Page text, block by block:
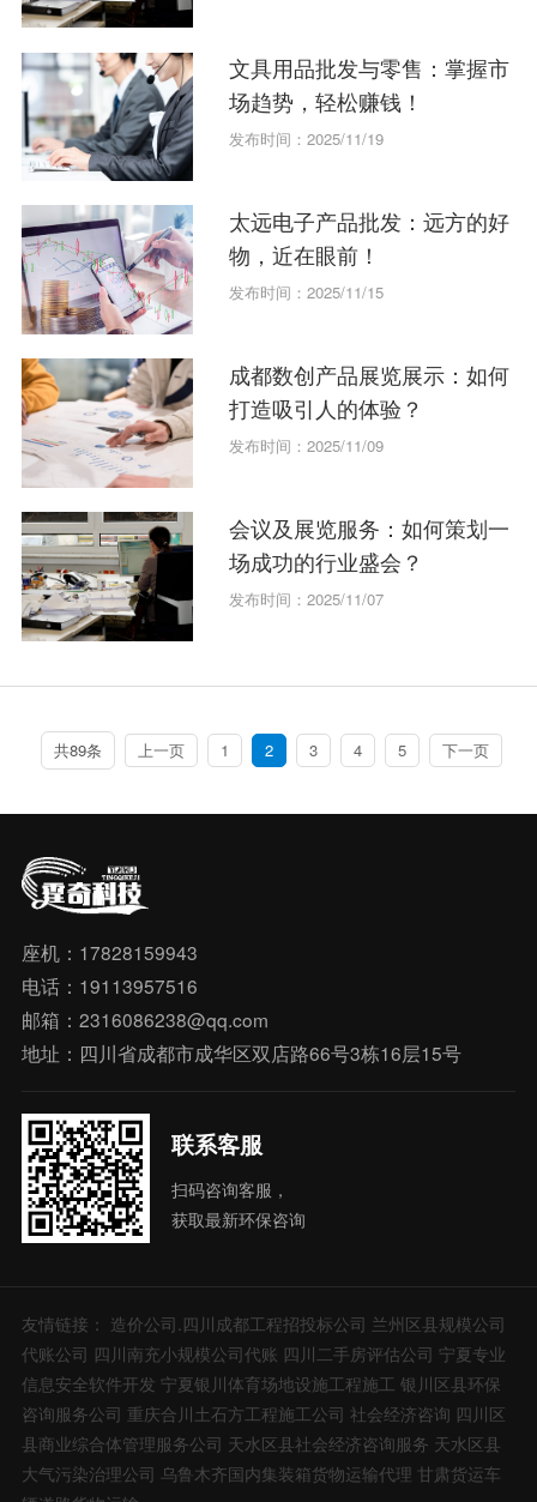
文具用品批发与零售：掌握市
场趋势，轻松赚钱！
发布时间：2025/11/19
太远电子产品批发：远方的好
物，近在眼前！
发布时间：2025/11/15
成都数创产品展览展示：如何
打造吸引人的体验？
发布时间：2025/11/09
会议及展览服务：如何策划一
场成功的行业盛会？
发布时间：2025/11/07
共89条 上一页 1 2 3 4 5 下一页
座机：17828159943
电话：19113957516
邮箱：2316086238@qq.com
地址：四川省成都市成华区双店路66号3栋16层15号
联系客服
扫码咨询客服，
获取最新环保咨询
友情链接： 造价公司.四川成都工程招投标公司 兰州区县规模公司
代账公司 四川南充小规模公司代账 四川二手房评估公司 宁夏专业
信息安全软件开发 宁夏银川体育场地设施工程施工 银川区县环保
咨询服务公司 重庆合川土石方工程施工公司 社会经济咨询 四川区
县商业综合体管理服务公司 天水区县社会经济咨询服务 天水区县
大气污染治理公司 乌鲁木齐国内集装箱货物运输代理 甘肃货运车